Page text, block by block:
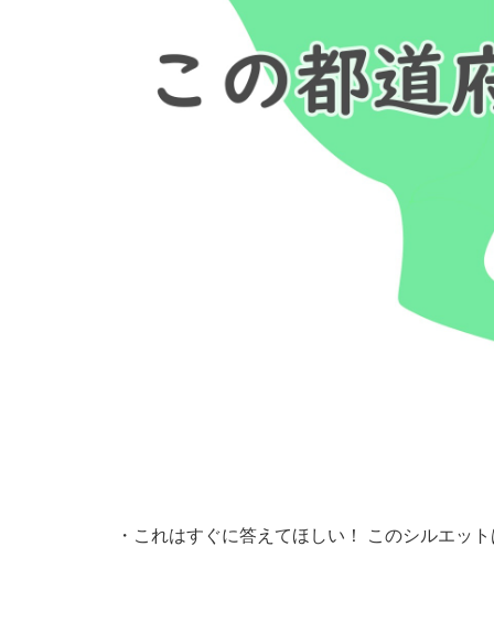
・ これはすぐに答えてほしい！ このシルエッ